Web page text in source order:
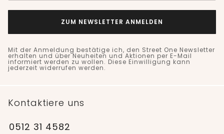
ZUM NEWSLETTER ANMELDEN
Mit der Anmeldung bestätige ich, den Street One Newsletter
erhalten und über Neuheiten und Aktionen per E-Mail
informiert werden zu wollen. Diese Einwilligung kann
jederzeit widerrufen werden.
Kontaktiere uns
0512 31 4582